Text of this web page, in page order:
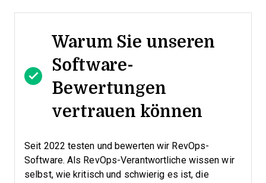
Warum Sie unseren
Software-
Bewertungen
vertrauen können
Seit 2022 testen und bewerten wir RevOps-
Software. Als RevOps-Verantwortliche wissen wir
selbst, wie kritisch und schwierig es ist, die